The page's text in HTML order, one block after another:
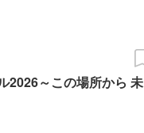
2026～この場所から 未